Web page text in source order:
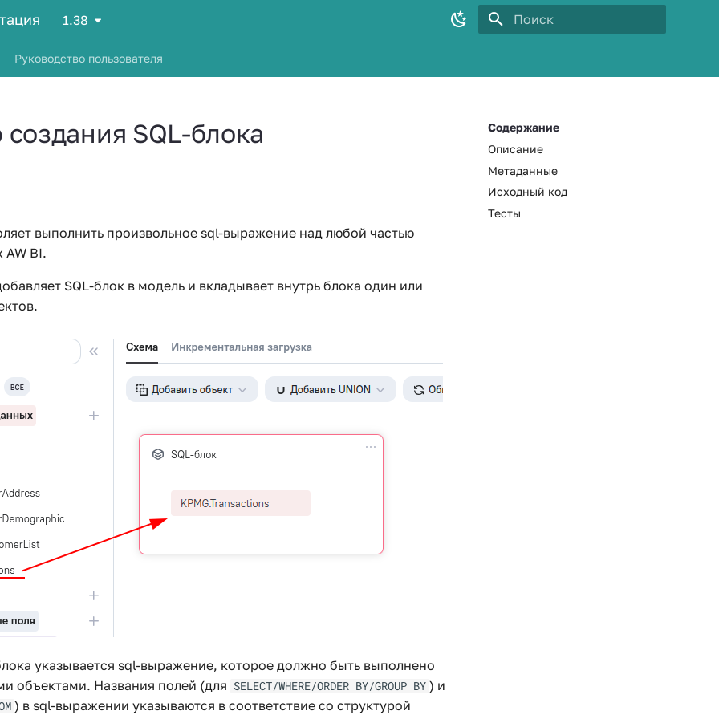
1.38
Руководство пользователя
Содержание
Описание
Метаданные
Исходный код
Тесты
SQL-блока
выполнить произвольное sql-выражение над любой частью
BI.
SQL-блок в модель и вкладывает внутрь блока один или
указывается sql-выражение, которое должно быть выполнено
объектами. Названия полей (для SELECT/WHERE/ORDER BY/GROUP BY ) и
) в sql-выражении указываются в соответствие со структурой